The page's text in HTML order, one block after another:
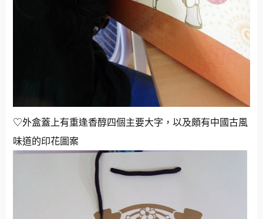
♡外盒蓋上有重逢香醇四個主要大字，以及頗有中國古風
味道的印花圖案